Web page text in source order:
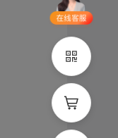
在线选 1V1客
立即联系